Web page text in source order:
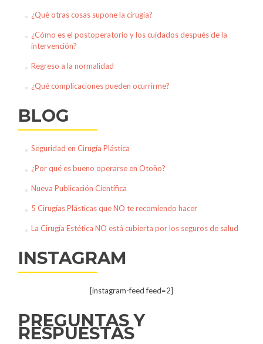
¿Qué otras cosas supone la cirugía?
¿Cómo es el postoperatorio y los cuidados después de la
intervención?
Regreso a la normalidad
¿Qué complicaciones pueden ocurrirme?
BLOG
Seguridad en Cirugía Plástica
¿Por qué es bueno operarse en Otoño?
Nueva Publicación Científica
5 Cirugías Plásticas que NO te recomiendo hacer
La Cirugía Estética NO está cubierta por los seguros de salud
INSTAGRAM
[instagram-feed feed=2]
PREGUNTAS Y
RESPUESTAS